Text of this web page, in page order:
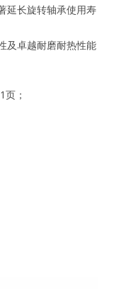
延长旋转轴承使用寿
及卓越耐磨耐热性能
；